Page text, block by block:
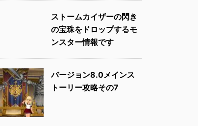
ストームカイザーの閃き
の宝珠をドロップするモ
ンスター情報です
バージョン8.0メインス
トーリー攻略その7